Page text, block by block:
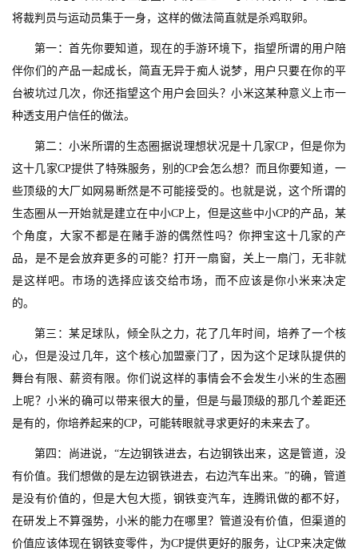
戏
闲
游
戏
0
2
5
第
十
届
金
奖
7
月
3
0
日
将裁判员与运动员集于一身，这样的做法简直就是杀鸡取卵。
第一：首先你要知道，现在的手游环境下，指望所谓的用户陪
伴你们的产品一起成长，简直无异于痴人说梦，用户只要在你的平
台被坑过几次，你还指望这个用户会回头？小米这某种意义上市一
种透支用户信任的做法。
第二：小米所谓的生态圈据说理想状况是十几家CP，但是你为
这十几家CP提供了特殊服务，别的CP会怎么想？而且你要知道，一
些顶级的大厂如网易断然是不可能接受的。也就是说，这个所谓的
生态圈从一开始就是建立在中小CP上，但是这些中小CP的产品，某
个角度，大家不都是在赌手游的偶然性吗？你押宝这十几家的产
品，是不是会放弃更多的可能？打开一扇窗，关上一扇门，无非就
是这样吧。市场的选择应该交给市场，而不应该是你小米来决定
的。
第三：某足球队，倾全队之力，花了几年时间，培养了一个核
心，但是没过几年，这个核心加盟豪门了，因为这个足球队提供的
舞台有限、薪资有限。你们说这样的事情会不会发生小米的生态圈
上呢？小米的确可以带来很大的量，但是与最顶级的那几个差距还
是有的，你培养起来的CP，可能转眼就寻求更好的未来去了。
第四：尚进说，“左边钢铁进去，右边钢铁出来，这是管道，没
有价值。我们想做的是左边钢铁进去，右边汽车出来。”的确，管道
是没有价值的，但是大包大揽，钢铁变汽车，连腾讯做的都不好，
在研发上不算强势，小米的能力在哪里？管道没有价值，但渠道的
价值应该体现在钢铁变零件，为CP提供更好的服务，让CP来决定做